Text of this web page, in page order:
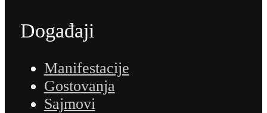
Događaji
Manifestacije
Gostovanja
Sajmovi